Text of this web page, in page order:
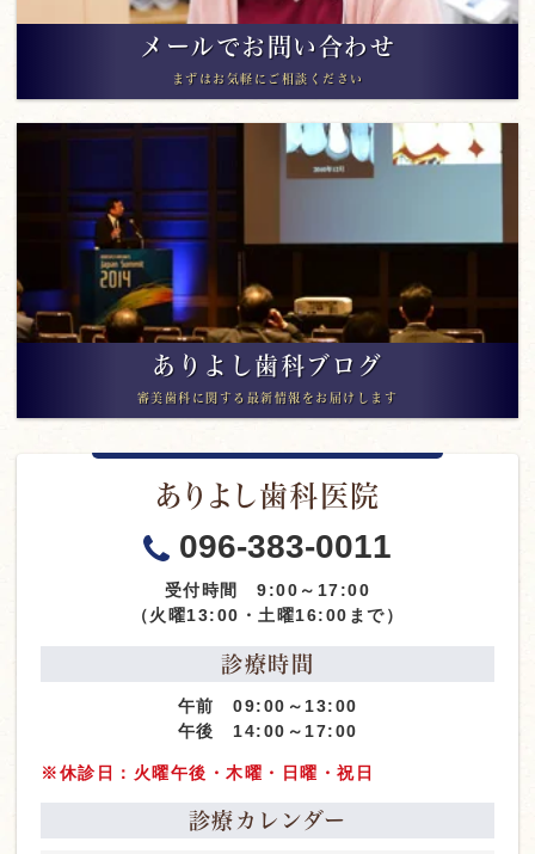
メールでお問い合わせ
まずはお気軽にご相談ください
ありよし歯科ブログ
審美歯科に関する最新情報をお届けします
ありよし歯科医院
096-383-0011
受付時間 9:00～17:00
（火曜13:00・土曜16:00まで）
診療時間
午前 09:00～13:00
午後 14:00～17:00
※休診日：火曜午後・木曜・日曜・祝日
診療カレンダー